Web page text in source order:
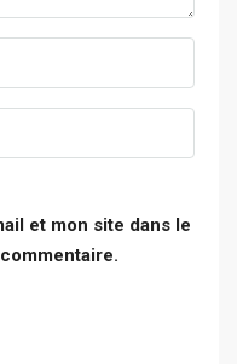
et mon site dans le